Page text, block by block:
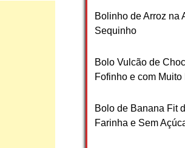
Bolinho de Arroz na
Sequinho
Bolo Vulcão de
Fofinho e com
Bolo de Banana Fit
Farinha e Sem